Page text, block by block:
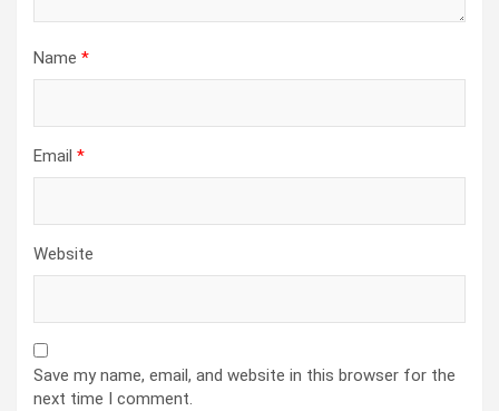
Name *
Email *
Website
Save my name, email, and website in this browser for the
next time I comment.